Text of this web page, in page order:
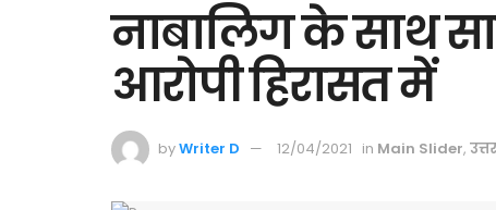
नाबालिग के साथ
आरोपी हिरासत में
byWriter D 12/04/2021 in Main Slider,